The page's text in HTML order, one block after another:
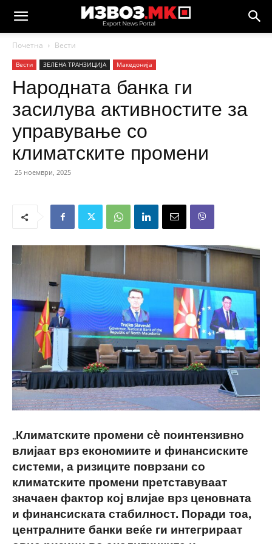
Почетна Вести
Вести ЗЕЛЕНА ТРАНЗИЦИЈА Македонија
Народната банка ги
засилува активностите за
управување со
климатските промени
25 ноември, 2025
„Климатските промени сè поинтензивно
влијаат врз економиите и финансиските
системи, а ризиците поврзани со
климатските промени претставуваат
значаен фактор кој влијае врз ценовната
и финансиската стабилност. Поради тоа,
централните банки веќе ги интегрираат